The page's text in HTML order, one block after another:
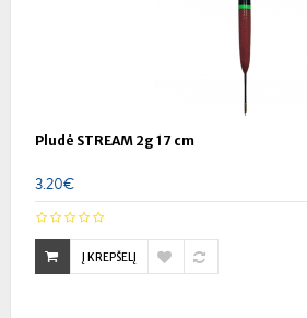
Pludė STREAM 2g 17 cm
3.20€
Į KREPŠELĮ